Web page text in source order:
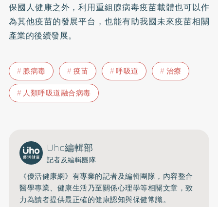
保國人健康之外，利用重組腺病毒疫苗載體也可以作
為其他疫苗的發展平台，也能有助我國未來疫苗相關
產業的後續發展。
腺病毒 疫苗 呼吸道
治療
人類呼吸道融合病毒
Uho編輯部
記者及編輯團隊
《優活健康網》有專業的記者及編輯團隊，內容整合
醫學專業、健康生活乃至關係心理學等相關文章，致
力為讀者提供最正確的健康認知與保健常識。